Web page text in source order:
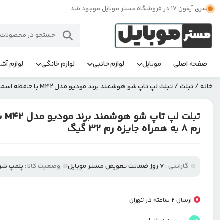
سری آیفون 17 در فروشگاه مستر موبایل موجود شد
صفحه اصلی موبایل لوازم جانبی لوازم خانگی لوازم
خانه/تبلت/ تبلت لپ تاپ شو هوشمند برند مودیو مدل M42 با حافظه اسمی ۵۱۲ گیگ رم ۸ به همراه جایزه رم ۳۲ گیگ
رم ۸ به همراه جایزه رم ۳۲ گیگ
گارانتی : ۷ روز ضمانت تعویض مستر موبایل وضعیت کالا : پلمپ
ارسال 2 ساعته در تهران